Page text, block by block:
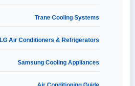
Trane Cooling Systems
LG Air Conditioners & Refrigerators
Samsung Cooling Appliances